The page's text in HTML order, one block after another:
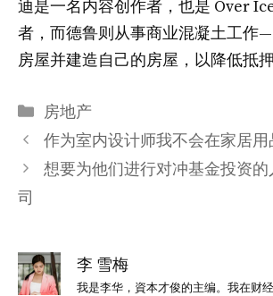
迪是一名内容创作者，也是 Over
者，而德鲁则从事商业混凝土工作
房屋并建造自己的房屋，以降低抵
分
类
房地产
作为室内设计师我不会在家居
想要为他们进行对冲基金投资
司
李 雪梅
我是李华，資本才俊的主编。我在财